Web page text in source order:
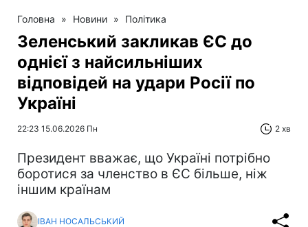
Головна » Новини » Політика
Зеленський закликав ЄС до
однієї з найсильніших
відповідей на удари Росії по
Україні
22:23 15.06.2026 Пн 2 хв
Президент вважає, що Україні потрібно
боротися за членство в ЄС більше, ніж
іншим країнам
ІВАН НОСАЛЬСЬКИЙ